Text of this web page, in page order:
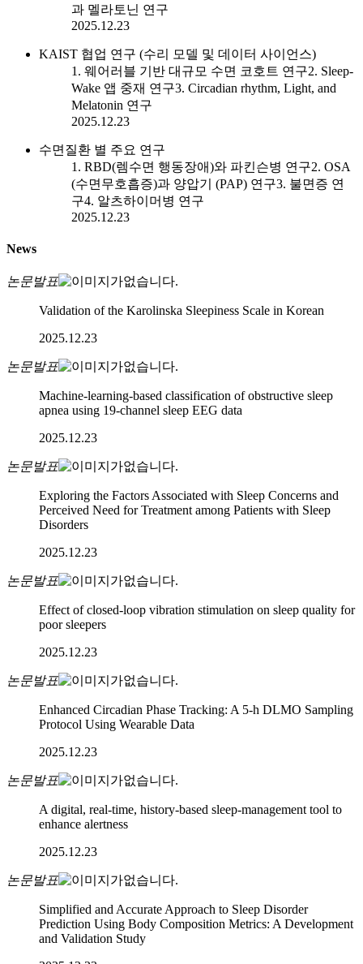
과 멜라토닌 연구
2025.12.23
KAIST 협업 연구 (수리 모델 및 데이터 사이언스)
1. 웨어러블 기반 대규모 수면 코호트 연구2. Sleep-
Wake 앱 중재 연구3. Circadian rhythm, Light, and
Melatonin 연구
2025.12.23
수면질환 별 주요 연구
1. RBD(렘수면 행동장애)와 파킨슨병 연구2. OSA
(수면무호흡증)과 양압기 (PAP) 연구3. 불면증 연
구4. 알츠하이머병 연구
2025.12.23
News
논문발표
Validation of the Karolinska Sleepiness Scale in Korean
2025.12.23
논문발표
Machine-learning-based classification of obstructive sleep
apnea using 19-channel sleep EEG data
2025.12.23
논문발표
Exploring the Factors Associated with Sleep Concerns and
Perceived Need for Treatment among Patients with Sleep
Disorders
2025.12.23
논문발표
Effect of closed-loop vibration stimulation on sleep quality for
poor sleepers
2025.12.23
논문발표
Enhanced Circadian Phase Tracking: A 5-h DLMO Sampling
Protocol Using Wearable Data
2025.12.23
논문발표
A digital, real-time, history-based sleep-management tool to
enhance alertness
2025.12.23
논문발표
Simplified and Accurate Approach to Sleep Disorder
Prediction Using Body Composition Metrics: A Development
and Validation Study